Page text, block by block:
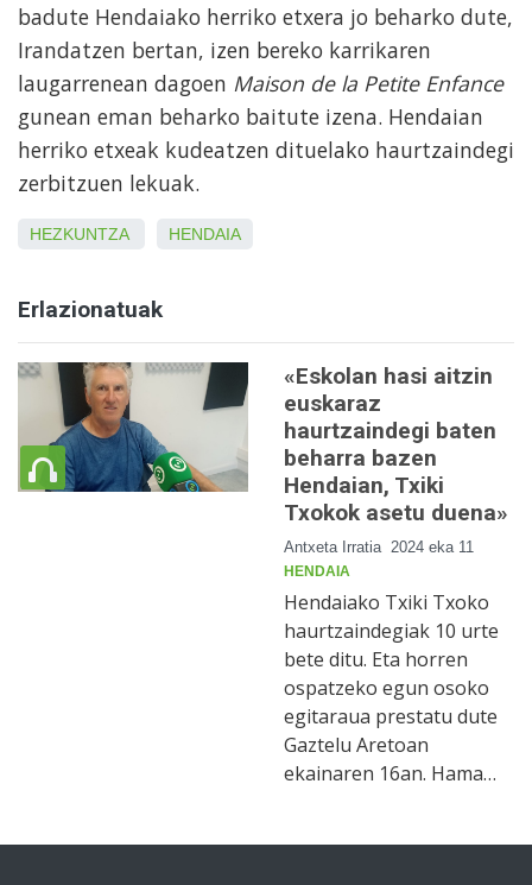
badute Hendaiako herriko etxera jo beharko dute,
Irandatzen bertan, izen bereko karrikaren
laugarrenean dagoen Maison de la Petite Enfance
gunean eman beharko baitute izena. Hendaian
herriko etxeak kudeatzen dituelako haurtzaindegi
zerbitzuen lekuak.
HEZKUNTZA HENDAIA
Erlazionatuak
«Eskolan hasi aitzin
euskaraz
haurtzaindegi baten
beharra bazen
Hendaian, Txiki
Txokok asetu duena»
Antxeta Irratia 2024 eka 11
HENDAIA
Hendaiako Txiki Txoko
haurtzaindegiak 10 urte
bete ditu. Eta horren
ospatzeko egun osoko
egitaraua prestatu dute
Gaztelu Aretoan
ekainaren 16an. Hama…